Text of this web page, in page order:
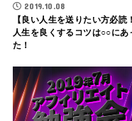
2019.10.08
【良い人生を送りたい方必読
人生を良くするコツは○○にあ
た！